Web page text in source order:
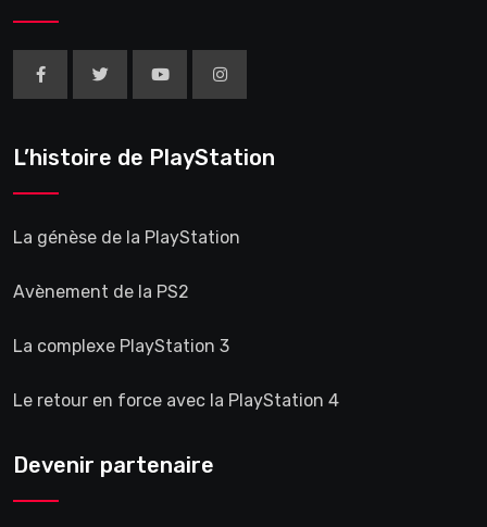
L’histoire de PlayStation
La génèse de la PlayStation
Avènement de la PS2
La complexe PlayStation 3
Le retour en force avec la PlayStation 4
Devenir partenaire